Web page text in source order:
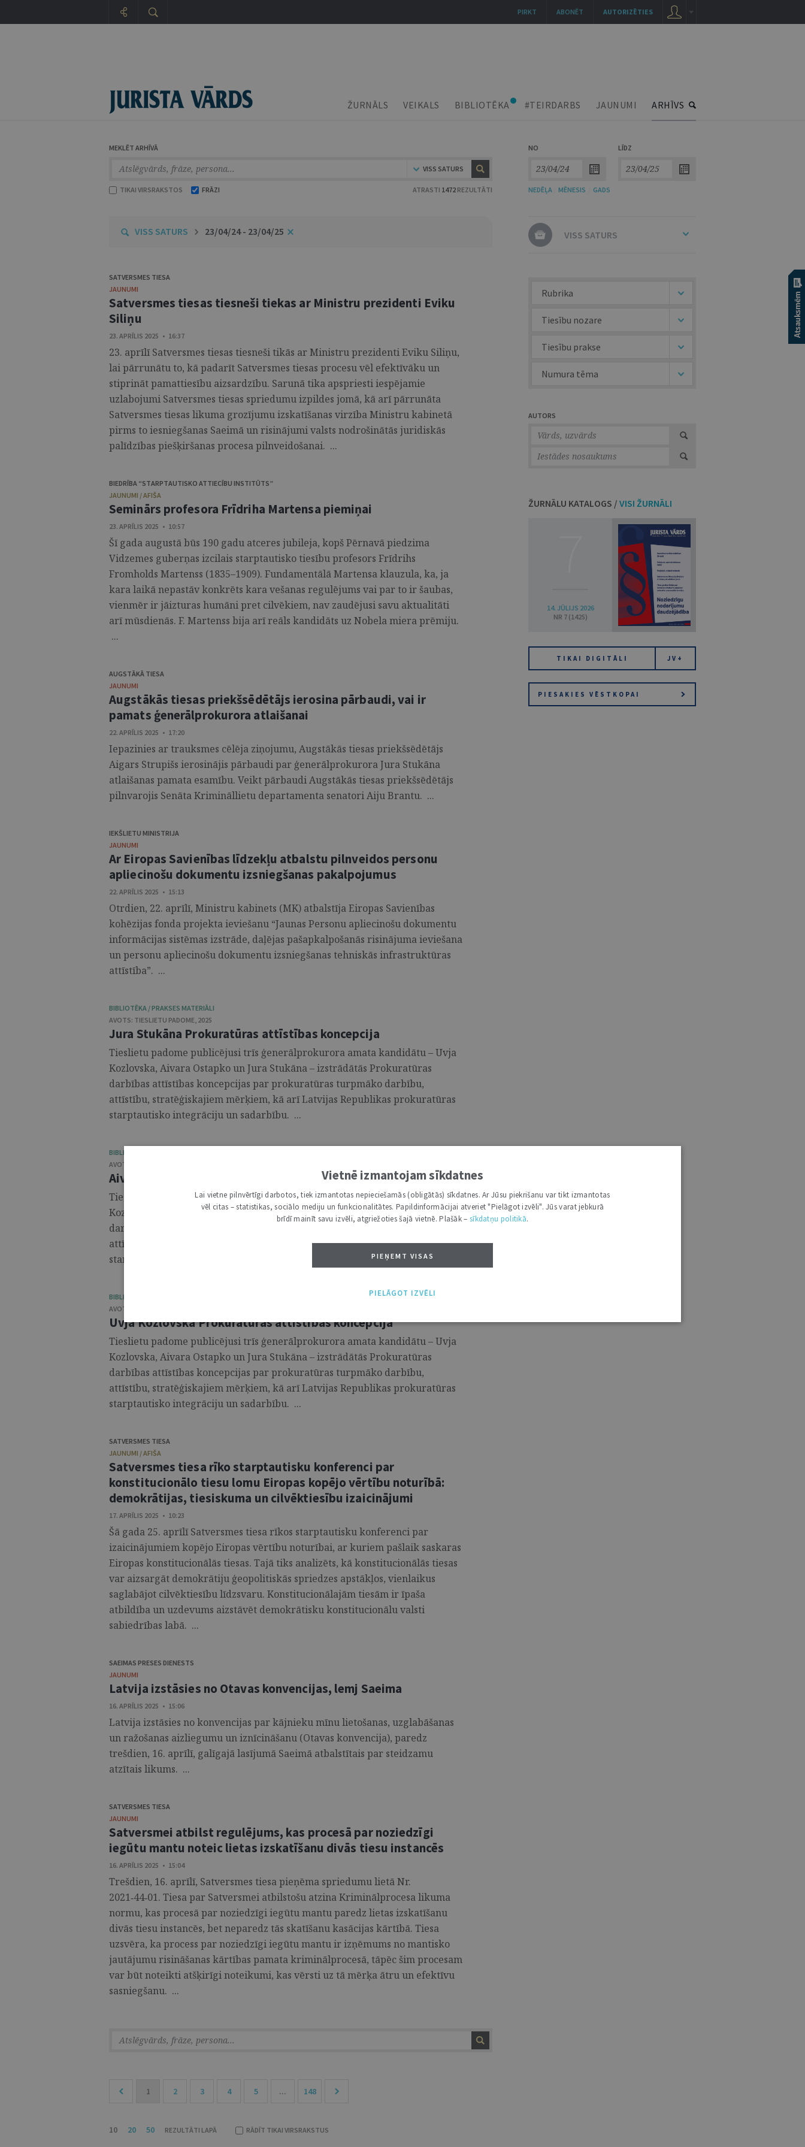
ŽURNĀLS VEIKALS BIBLIOTĒKA #TEIRDARBS JAUNUMI ARHĪVS
MEKLĒT ARHĪVĀ
VISS SATURS
TIKAI VIRSRAKSTOS FRĀZI ATRASTI 1472 REZULTĀTI
NO LĪDZ
NEDĒĻA MĒNESIS GADS
VISS SATURS 23/04/24 - 23/04/25
SATVERSMES TIESA
JAUNUMI
Satversmes tiesas tiesneši tiekas ar Ministru prezidenti Eviku
Siliņu
23. APRĪLIS 2025 • 16:37
23. aprīlī Satversmes tiesas tiesneši tikās ar Ministru prezidenti Eviku Siliņu,
lai pārrunātu to, kā padarīt Satversmes tiesas procesu vēl efektīvāku un
stiprināt pamattiesību aizsardzību. Sarunā tika apspriesti iespējamie
uzlabojumi Satversmes tiesas spriedumu izpildes jomā, kā arī pārrunāta
Satversmes tiesas likuma grozījumu izskatīšanas virzība Ministru kabinetā
pirms to iesniegšanas Saeimā un risinājumi valsts nodrošinātās juridiskās
palīdzības piešķiršanas procesa pilnveidošanai. ...
BIEDRĪBA “STARPTAUTISKO ATTIECĪBU INSTITŪTS”
JAUNUMI / AFIŠA
Seminārs profesora Frīdriha Martensa piemiņai
23. APRĪLIS 2025 • 10:57
Šī gada augustā būs 190 gadu atceres jubileja, kopš Pērnavā piedzima
Vidzemes guberņas izcilais starptautisko tiesību profesors Frīdrihs
Fromholds Martenss (1835–1909). Fundamentālā Martensa klauzula, ka, ja
kara laikā nepastāv konkrēts kara vešanas regulējums vai par to ir šaubas,
vienmēr ir jāizturas humāni pret cilvēkiem, nav zaudējusi savu aktualitāti
arī mūsdienās. F. Martenss bija arī reāls kandidāts uz Nobela miera prēmiju.
...
AUGSTĀKĀ TIESA
JAUNUMI
Augstākās tiesas priekšsēdētājs ierosina pārbaudi, vai ir
pamats ģenerālprokurora atlaišanai
22. APRĪLIS 2025 • 17:20
Iepazinies ar trauksmes cēlēja ziņojumu, Augstākās tiesas priekšsēdētājs
Aigars Strupišs ierosinājis pārbaudi par ģenerālprokurora Jura Stukāna
atlaišanas pamata esamību. Veikt pārbaudi Augstākās tiesas priekšsēdētājs
pilnvarojis Senāta Krimināllietu departamenta senatori Aiju Brantu. ...
IEKŠLIETU MINISTRIJA
JAUNUMI
Ar Eiropas Savienības līdzekļu atbalstu pilnveidos personu
apliecinošu dokumentu izsniegšanas pakalpojumus
22. APRĪLIS 2025 • 15:13
Otrdien, 22. aprīlī, Ministru kabinets (MK) atbalstīja Eiropas Savienības
kohēzijas fonda projekta ieviešanu “Jaunas Personu apliecinošu dokumentu
informācijas sistēmas izstrāde, daļējas pašapkalpošanās risinājuma ieviešana
un personu apliecinošu dokumentu izsniegšanas tehniskās infrastruktūras
attīstība”. ...
BIBLIOTĒKA / PRAKSES MATERIĀLI
AVOTS: TIESLIETU PADOME, 2025
Jura Stukāna Prokuratūras attīstības koncepcija
Tieslietu padome publicējusi trīs ģenerālprokurora amata kandidātu – Uvja
Kozlovska, Aivara Ostapko un Jura Stukāna – izstrādātās Prokuratūras
darbības attīstības koncepcijas par prokuratūras turpmāko darbību,
attīstību, stratēģiskajiem mērķiem, kā arī Latvijas Republikas prokuratūras
starptautisko integrāciju un sadarbību. ...
BIBLIOTĒKA / PRAKSES MATERIĀLI
AVOTS:
Aivara Ostapko Prokuratūras attīstības koncepcija
Tieslietu padome publicējusi trīs ģenerālprokurora amata kandidātu – Uvja
Kozlovska, Aivara Ostapko un Jura Stukāna – izstrādātās Prokuratūras
darbības attīstības koncepcijas par prokuratūras turpmāko darbību,
attīstību, stratēģiskajiem mērķiem, kā arī Latvijas Republikas prokuratūras
starptautisko integrāciju un sadarbību. ...
BIBLIOTĒKA / PRAKSES MATERIĀLI
AVOTS:
Uvja Kozlovska Prokuratūras attīstības koncepcija
Tieslietu padome publicējusi trīs ģenerālprokurora amata kandidātu – Uvja
Kozlovska, Aivara Ostapko un Jura Stukāna – izstrādātās Prokuratūras
darbības attīstības koncepcijas par prokuratūras turpmāko darbību,
attīstību, stratēģiskajiem mērķiem, kā arī Latvijas Republikas prokuratūras
starptautisko integrāciju un sadarbību. ...
SATVERSMES TIESA
JAUNUMI / AFIŠA
Satversmes tiesa rīko starptautisku konferenci par
konstitucionālo tiesu lomu Eiropas kopējo vērtību noturībā:
demokrātijas, tiesiskuma un cilvēktiesību izaicinājumi
17. APRĪLIS 2025 • 10:23
Šā gada 25. aprīlī Satversmes tiesa rīkos starptautisku konferenci par
izaicinājumiem kopējo Eiropas vērtību noturībai, ar kuriem pašlaik saskaras
Eiropas konstitucionālās tiesas. Tajā tiks analizēts, kā konstitucionālās tiesas
var aizsargāt demokrātiju ģeopolitiskās spriedzes apstākļos, vienlaikus
saglabājot cilvēktiesību līdzsvaru. Konstitucionālajām tiesām ir īpaša
atbildība un uzdevums aizstāvēt demokrātisku konstitucionālu valsti
sabiedrības labā. ...
SAEIMAS PRESES DIENESTS
JAUNUMI
Latvija izstāsies no Otavas konvencijas, lemj Saeima
16. APRĪLIS 2025 • 15:06
Latvija izstāsies no konvencijas par kājnieku mīnu lietošanas, uzglabāšanas
un ražošanas aizliegumu un iznīcināšanu (Otavas konvencija), paredz
trešdien, 16. aprīlī, galīgajā lasījumā Saeimā atbalstītais par steidzamu
atzītais likums. ...
SATVERSMES TIESA
JAUNUMI
Satversmei atbilst regulējums, kas procesā par noziedzīgi
iegūtu mantu noteic lietas izskatīšanu divās tiesu instancēs
16. APRĪLIS 2025 • 15:04
Trešdien, 16. aprīlī, Satversmes tiesa pieņēma spriedumu lietā Nr.
2021‑44‑01. Tiesa par Satversmei atbilstošu atzina Kriminālprocesa likuma
normu, kas procesā par noziedzīgi iegūtu mantu paredz lietas izskatīšanu
divās tiesu instancēs, bet neparedz tās skatīšanu kasācijas kārtībā. Tiesa
uzsvēra, ka process par noziedzīgi iegūtu mantu ir izņēmums no mantisko
jautājumu risināšanas kārtības pamata kriminālprocesā, tāpēc šim procesam
var būt noteikti atšķirīgi noteikumi, kas vērsti uz tā mērķa ātru un efektīvu
sasniegšanu. ...
1 2 3 4 5 ... 148
10 20 50 REZULTĀTI LAPĀ RĀDĪT TIKAI VIRSRAKSTUS
VISS SATURS
Rubrika
Tiesību nozare
Tiesību prakse
Numura tēma
AUTORS
ŽURNĀLU KATALOGS / VISI ŽURNĀLI
14. JŪLIJS 2026
NR 7 (1425)
TIKAI DIGITĀLI JV+
PIESAKIES VĒSTKOPAI
AUTORIZĒTIES
ABONĒT
PIRKT
Vietnē izmantojam sīkdatnes
Lai vietne pilnvērtīgi darbotos, tiek izmantotas nepieciešamās (obligātās) sīkdatnes. Ar Jūsu piekrišanu var tikt izmantotas
vēl citas – statistikas, sociālo mediju un funkcionalitātes. Papildinformācijai atveriet "Pielāgot izvēli". Jūs varat jebkurā
brīdī mainīt savu izvēli, atgriežoties šajā vietnē. Plašāk – sīkdatņu politikā.
PIEŅEMT VISAS
PIELĀGOT IZVĒLI